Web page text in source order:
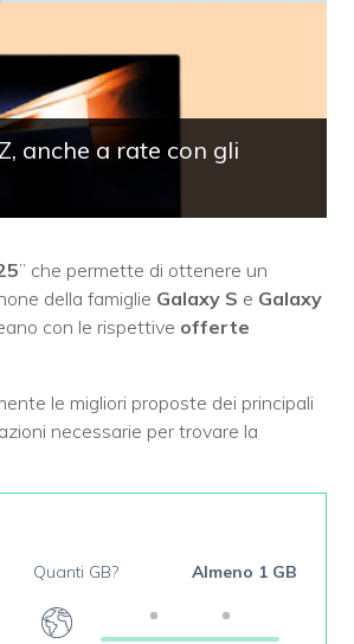
anche a rate con gli
” che permette di ottenere un
della famiglie Galaxy S e Galaxy
con le rispettive offerte
le migliori proposte dei principali
necessarie per trovare la
Quanti GB? Almeno 1 GB